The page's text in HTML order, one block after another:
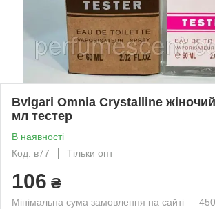
Bvlgari Omnia Crystalline
мл тестер
В наявності
Код: в77
Тільки опт
106 ₴
Мінімальна сума замовлення на сайті —